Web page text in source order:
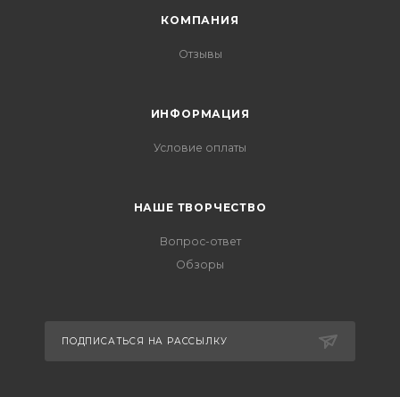
КОМПАНИЯ
Отзывы
ИНФОРМАЦИЯ
Условие оплаты
НАШЕ ТВОРЧЕСТВО
Вопрос-ответ
Обзоры
ПОДПИСАТЬСЯ НА РАССЫЛКУ